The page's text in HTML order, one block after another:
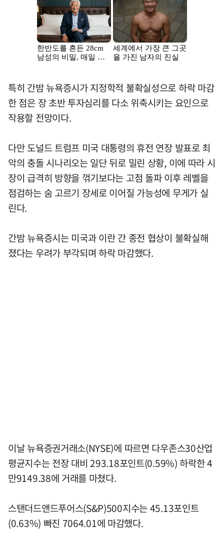
특히 간밤 뉴욕증시가 지정학적 불확실성으로 하락 마감
한 점은 장 초반 투자심리를 다소 위축시키는 요인으로
작용할 전망이다.
다만 도널드 트럼프 미국 대통령의 휴전 연장 발표로 최
악의 충돌 시나리오는 일단 뒤로 밀린 상황, 이에 따라 시
장이 급격히 방향을 꺾기보다는 고점 돌파 이후 레벨을
점검하는 숨 고르기 장세로 이어질 가능성에 무게가 실
린다.
간밤 뉴욕증시는 미국과 이란 간 종전 협상이 불확실해
졌다는 우려가 부각되며 하락 마감했다.
이날 뉴욕증권거래소(NYSE)에 따르면 다우존스30산업
평균지수는 전장 대비 293.18포인트(0.59%) 하락한 4
만9149.38에 거래를 마쳤다.
스탠더드앤드푸어스(S&P)500지수는 45.13포인트
(0.63%) 빠진 7064.01에 마감했다.